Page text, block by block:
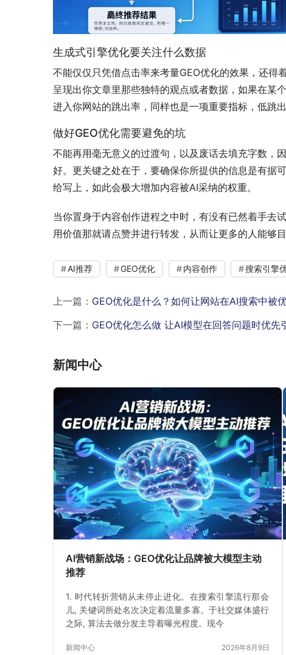
生成式引擎优化要关注什么数据
不能仅仅只凭借点击率来考量GEO优化的效果，还得
呈现出你文章里那些独特的观点或者数据，如果在某
进入你网站的跳出率，同样也是一项重要指标，低跳
做好GEO优化需要避免的坑
不能再用毫无意义的过渡句，以及废话去填充字数，
好。更关键之处在于，要确保你所提供的信息是有据
给写上，如此会极大增加内容被AI采纳的权重。
当你置身于内容创作进程之中时，有没有已然着手去
用价值那就请点赞并进行转发，从而让更多的人能够
AI推荐 GEO优化 内容创作 搜索引擎
上一篇： GEO优化是什么？如何让网站在AI搜索中被
下一篇： GEO优化怎么做 让AI模型在回答问题时优先
新闻中心
AI营销新战场：GEO优化让品牌被大模型主动
推荐
1. 时代转折营销从未停止进化。在搜索引擎流行那会
儿, 关键词所处名次决定着流量多寡。于社交媒体盛行
之际, 算法去做分发主导着曝光程度。现今
新闻中心 2026年8月9日